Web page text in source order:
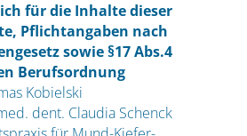
für die Inhalte dieser
Pflichtangaben nach
sowie §17 Abs.4
Berufsordnung
Kobielski
dent. Claudia Schenck